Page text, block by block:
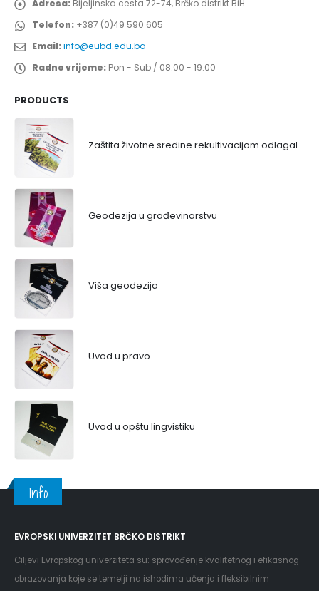
Adresa: Bijeljinska cesta 72-74, Brčko distrikt BiH
Telefon: +387 (0)49 590 605
Email:info@eubd.edu.ba
Radno vrijeme: Pon - Sub / 08:00 - 19:00
PRODUCTS
Zaštita životne sredine rekultivacijom odlagališta
Geodezija u građevinarstvu
Viša geodezija
Uvod u pravo
Uvod u opštu lingvistiku
Info
EVROPSKI UNIVERZITET BRČKO DISTRIKT
Ciljevi Evropskog univerziteta su: sprovođenje kvalitetnog i efikasnog
obrazovanja koje se temelji na ishodima učenja i fleksibilnim